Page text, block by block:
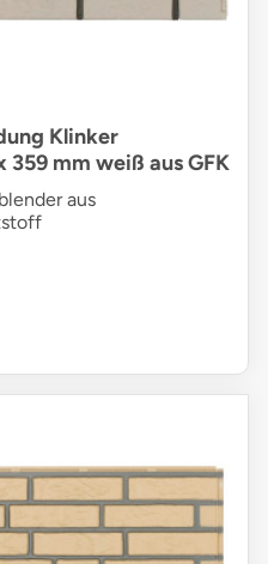
Klinker
359 mm weiß aus GFK
aus